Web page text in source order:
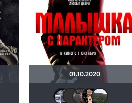
electroHuk
01.10.2020
iv.msk